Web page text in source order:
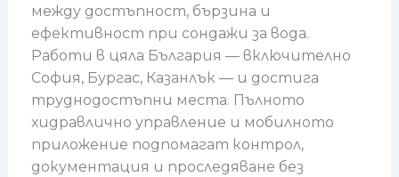
между достъпност, бързина и
ефективност при сондажи за вода.
Работи в цяла България — включително
София, Бургас, Казанлък — и достига
труднодостъпни места. Пълното
хидравлично управление и мобилното
приложение подпомагат контрол,
документaция и проследяване без